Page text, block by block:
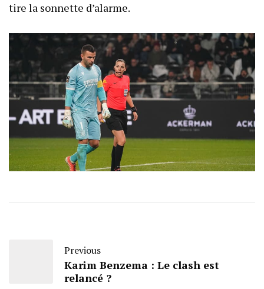
tire la sonnette d’alarme.
Previous
Karim Benzema : Le clash est
relancé ?